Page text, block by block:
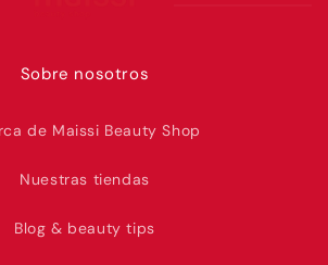
Sobre nosotros
de Maissi Beauty Shop
Nuestras tiendas
Blog & beauty tips